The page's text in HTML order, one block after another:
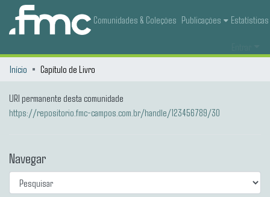
Comunidades & Coleções Publicações Estatísticas
Início
Capítulo de Livro
URI permanente desta comunidade
https://repositorio.fmc-campos.com.br/handle/123456789/30
Navegar